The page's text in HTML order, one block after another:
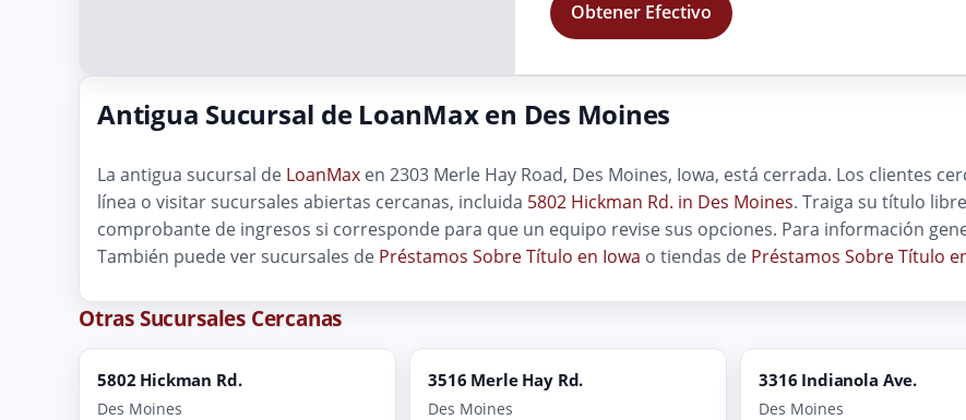
Obtener Efectivo
Antigua Sucursal de LoanMax en Des Moines
La antigua sucursal de LoanMax en 2303 Merle Hay Road, Des Moines, Iowa, está cerrada. Los clientes
línea o visitar sucursales abiertas cercanas, incluida 5802 Hickman Rd. in Des Moines. Traiga su título
comprobante de ingresos si corresponde para que un equipo revise sus opciones. Para información
También puede ver sucursales de Préstamos Sobre Título en Iowa o tiendas de Préstamos Sobre Título
Otras Sucursales Cercanas
5802 Hickman Rd.
Des Moines
3516 Merle Hay Rd.
Des Moines
3316 Indianola Ave.
Des Moines